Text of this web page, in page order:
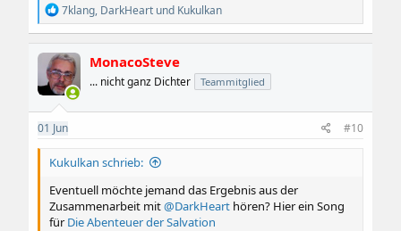
Mehr Musik von mir findest Du auf meiner
Homepage
R
e
a
k
t
i
o
n
e
n
7klang, DarkHeart und Kukulkan
MonacoSteve
... nicht ganz Dichter Teammitglied
01 Jun #10
Kukulkan schrieb:
Eventuell möchte jemand das Ergebnis aus der
Zusammenarbeit mit@DarkHeart hören? Hier ein Song
für Die Abenteuer der Salvation